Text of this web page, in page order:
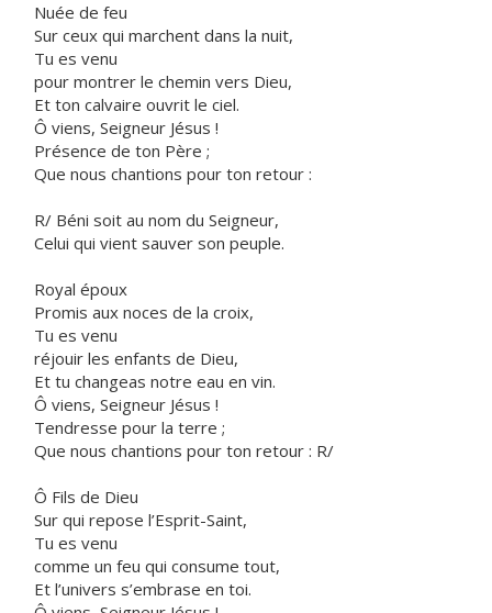
Nuée de feu
Sur ceux qui marchent dans la nuit,
Tu es venu
pour montrer le chemin vers Dieu,
Et ton calvaire ouvrit le ciel.
Ô viens, Seigneur Jésus !
Présence de ton Père ;
Que nous chantions pour ton retour :
R/ Béni soit au nom du Seigneur,
Celui qui vient sauver son peuple.
Royal époux
Promis aux noces de la croix,
Tu es venu
réjouir les enfants de Dieu,
Et tu changeas notre eau en vin.
Ô viens, Seigneur Jésus !
Tendresse pour la terre ;
Que nous chantions pour ton retour : R/
Ô Fils de Dieu
Sur qui repose l’Esprit-Saint,
Tu es venu
comme un feu qui consume tout,
Et l’univers s’embrase en toi.